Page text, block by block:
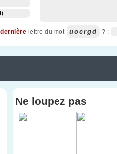
dernière lettre du mot uocrgd ? :
Ne loupez pas